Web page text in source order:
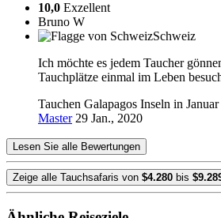
10,0 Exzellent
Bruno W
Schweiz
Ich möchte es jedem Taucher
Tauchplätze einmal im Leben
Tauchen Galapagos Inseln in
Master 29 Jan., 2020
Lesen Sie alle Bewertungen
Zeige alle Tauchsafaris von $4.280 bis